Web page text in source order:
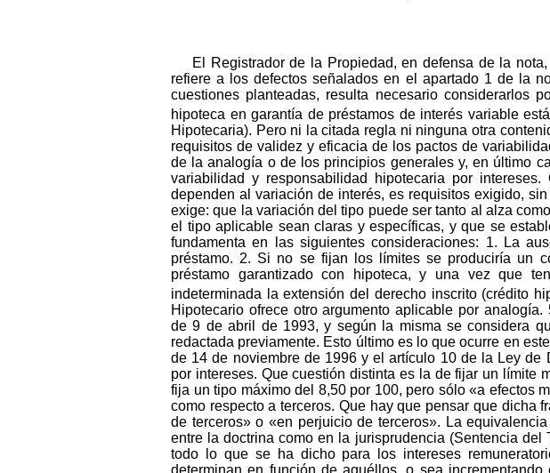
El Registrador de la Propiedad, en defensa de la
refiere a los defectos señalados en el apartado 1 de la
cuestiones planteadas, resulta necesario considerarlos
hipoteca en garantía de préstamos de interés variable
Hipotecaria). Pero ni la citada regla ni ninguna otra
requisitos de validez y eficacia de los pactos de
de la analogía o de los principios generales y, en último
variabilidad y responsabilidad hipotecaria por
dependen al variación de interés, es requisitos exigido,
exige: que la variación del tipo puede ser tanto al alza
el tipo aplicable sean claras y específicas, y que se
fundamenta en las siguientes consideraciones: 1. La
préstamo. 2. Si no se fijan los límites se produciría un
préstamo garantizado con hipoteca, y una vez que
indeterminada la extensión del derecho inscrito (crédito
Hipotecario ofrece otro argumento aplicable por
de 9 de abril de 1993, y según la misma se considera
redactada previamente. Esto último es lo que ocurre en
de 14 de noviembre de 1996 y el artículo 10 de la Ley
por intereses. Que cuestión distinta es la de fijar un límite
fija un tipo máximo del 8,50 por 100, pero sólo «a efectos
como respecto a terceros. Que hay que pensar que dicha
de terceros» o «en perjuicio de terceros». La
entre la doctrina como en la jurisprudencia (Sentencia
todo lo que se ha dicho para los intereses